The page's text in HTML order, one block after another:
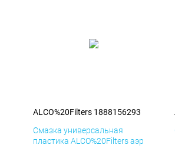
ALCO%20Filters 1888156293
Смазка универсальная
пластика ALCO%20Filters аэр